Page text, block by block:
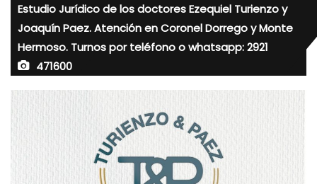
Estudio Jurídico de los doctores Ezequiel Turienzo y
Joaquín Paez. Atención en Coronel Dorrego y Monte
Hermoso. Turnos por teléfono o whatsapp: 2921
471600